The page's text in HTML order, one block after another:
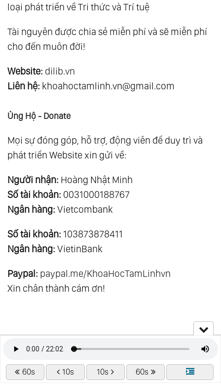
60s 10s 10s 60s
loại phát triển về Tri thức và Trí tuệ
Tài nguyên được chia sẻ miễn phí và sẽ miễn phí
cho đến muôn đời!
Website: dilib.vn
Liên hệ: khoahoctamlinh.vn@gmail.com
Ủng Hộ - Donate
Mọi sự đóng góp, hỗ trợ, động viên để duy trì và
phát triển Website xin gửi về:
Người nhận: Hoàng Nhật Minh
Số tài khoản: 0031000188767
Ngân hàng: Vietcombank
Số tài khoản: 103873878411
Ngân hàng: VietinBank
Paypal: paypal.me/KhoaHocTamLinhvn
Xin chân thành cám ơn!